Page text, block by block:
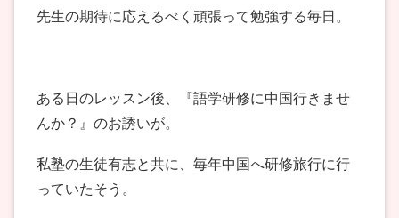
先生の期待に応えるべく頑張って勉強する毎日。
ある日のレッスン後、『語学研修に中国行きませ
んか？』のお誘いが。
私塾の生徒有志と共に、毎年中国へ研修旅行に行
っていたそう。